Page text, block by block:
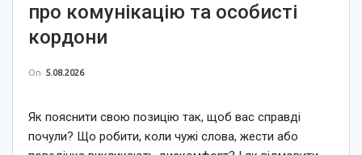
про комунікацію та особисті
кордони
On 5.08.2026
Як пояснити свою позицію так, щоб вас справді
почули? Що робити, коли чужі слова, жести або